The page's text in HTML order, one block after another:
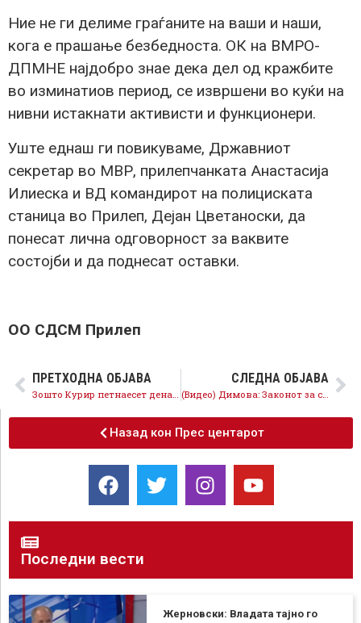
Ние не ги делиме граѓаните на ваши и наши,
кога е прашање безбедноста. ОК на ВМРО-
ДПМНЕ најдобро знае дека дел од кражбите
во изминатиов период, се извршени во куќи на
нивни истакнати активисти и функционери.
Уште еднаш ги повикуваме, Државниот
секретар во МВР, прилепчанката Анастасија
Илиеска и ВД командирот на полициската
станица во Прилеп, Дејан Цветаноски, да
понесат лична одговорност за ваквите
состојби и да поднесат оставки.
ОО СДСМ Прилеп
ПРЕТХОДНА ОБЈАВА
Зошто Курир петнаесет дена крие на каков начин се финансира?
СЛЕДНА ОБЈАВА
(Видео) Димова: Законот за судии и јавни обвинители го нема во планот и работата на Владата
Назад кон Прес центарот
Последни вести
Жерновски: Владата тајно го